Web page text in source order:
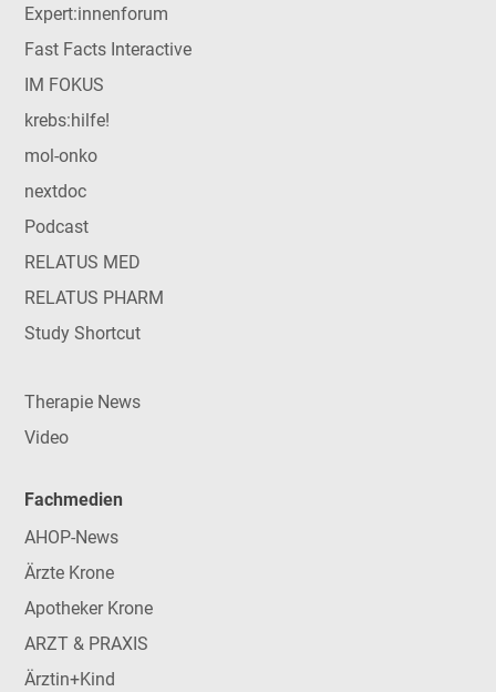
Expert:innenforum
Fast Facts Interactive
IM FOKUS
krebs:hilfe!
mol-onko
nextdoc
Podcast
RELATUS MED
RELATUS PHARM
Study Shortcut
Therapie News
Video
Fachmedien
AHOP-News
Ärzte Krone
Apotheker Krone
ARZT & PRAXIS
Ärztin+Kind